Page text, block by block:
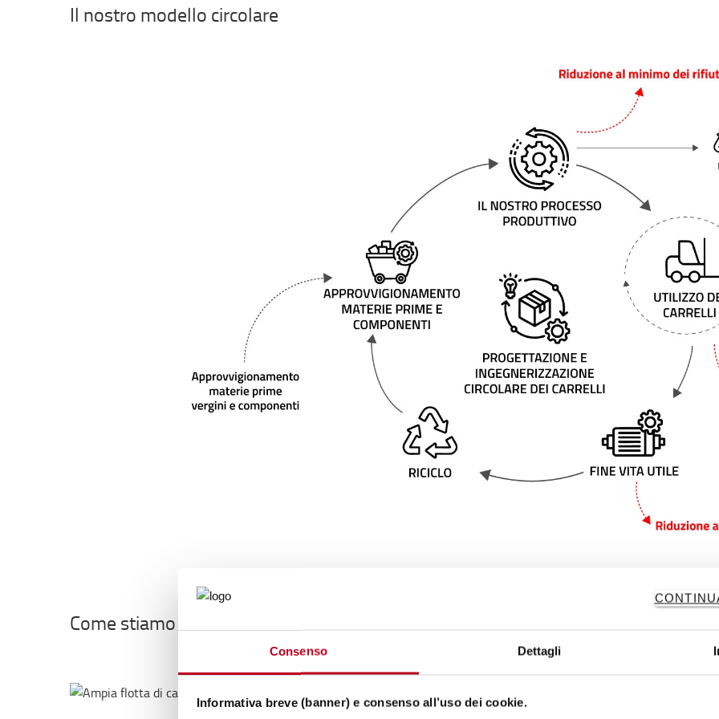
Consenso Dettagli
Informativa breve (banner) e consenso all’uso dei cookie.
Il nostro modello circolare
Come stiamo già promuovendo la circolarità oggi
Flotta di carrelli a noleggio: tracciabilità degli asset